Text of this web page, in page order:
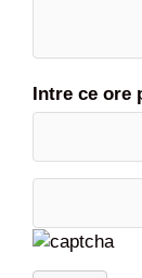
Intre ce ore